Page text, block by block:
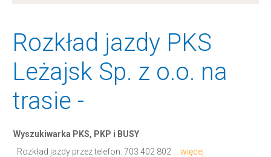
Rozkład jazdy PKS
Leżajsk Sp. z o.o. na
trasie -
Wyszukiwarka PKS, PKP i BUSY
Rozkład jazdy przez telefon: 703 402 802 ... więcej